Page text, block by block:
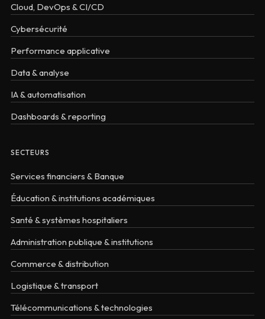
Cloud, DevOps & CI/CD
Cybersécurité
Performance applicative
Data & analyse
IA & automatisation
Dashboards & reporting
SECTEURS
Services financiers & Banque
Éducation & institutions académiques
Santé & systèmes hospitaliers
Administration publique & institutions
Commerce & distribution
Logistique & transport
Télécommunications & technologies